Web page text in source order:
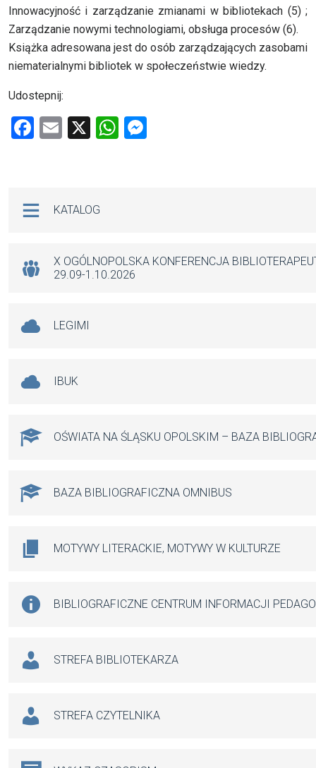
Innowacyjność i zarządzanie zmianami w bibliotekach (5) ;
Zarządzanie nowymi technologiami, obsługa procesów (6).
Książka adresowana jest do osób zarządzających zasobami
niematerialnymi bibliotek w społeczeństwie wiedzy.
Udostepnij:
F
o
k
E
X
W
p
KATALOG
X OGÓLNOPOLSKA KONFERENCJA
29.09-1.10.2026
LEGIMI
IBUK
OŚWIATA NA ŚLĄSKU OPOLSKIM – BAZA
BAZA BIBLIOGRAFICZNA OMNIBUS
MOTYWY LITERACKIE, MOTYWY W KULTURZE
BIBLIOGRAFICZNE CENTRUM INFORMACJI
STREFA BIBLIOTEKARZA
STREFA CZYTELNIKA